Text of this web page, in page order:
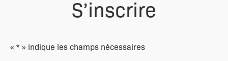
S’inscrire
« *» indique les champs nécessaires